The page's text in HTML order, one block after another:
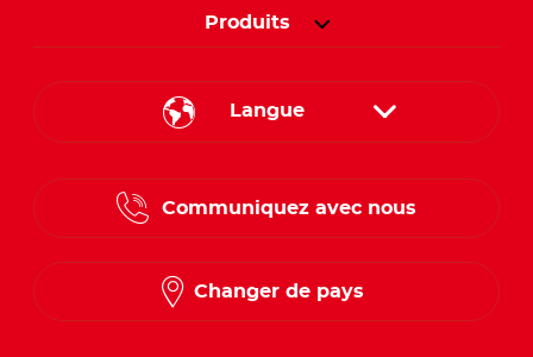
Produits
Langue
English
Communiquez avec nous
Changer de pays